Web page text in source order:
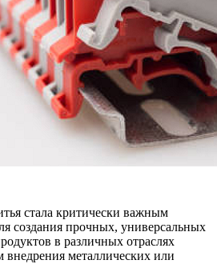
стала критически важным
создания прочных, универсальных
в различных отраслях
металлических или